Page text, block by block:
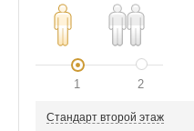
1 2
Стандарт второй этаж